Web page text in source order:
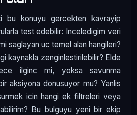
bu konuyu gercekten kavrayip
test edebilir: Inceledigim veri
saglayan uc temel alan hangileri?
kaynakla zenginlestirilebilir? Elde
ilginc mi, yoksa savunma
aksiyona donusuyor mu? Yanlis
icin hangi ek filtreleri veya
Bu bulguyu yeni bir ekip